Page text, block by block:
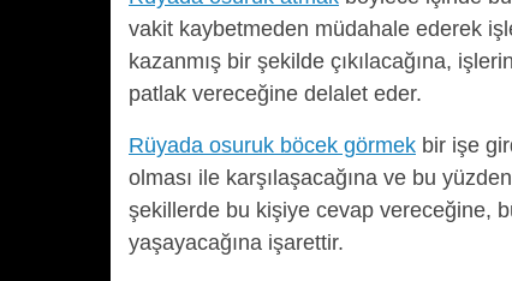
vakit kaybetmeden müdahale ederek
kazanmış bir şekilde çıkılacağına,
patlak vereceğine delalet eder.
Rüyada osuruk böcek görmek bir işe
olması ile karşılaşacağına ve bu
şekillerde bu kişiye cevap vereceğine,
yaşayacağına işarettir.